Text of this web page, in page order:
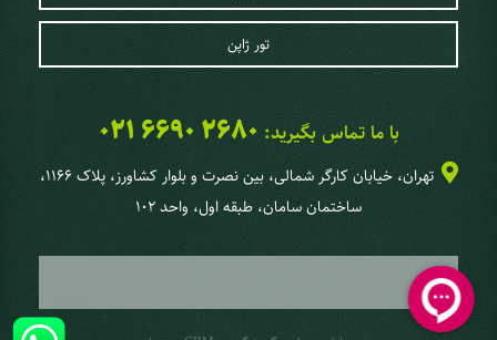
تور ژاپن
با ما تماس بگیرید: 021 6690 2680
تهران، خیابان کارگر شمالی، بین نصرت و بلوار کشاورز، پلاک 1166،
ساختمان سامان، طبقه اول، واحد 102